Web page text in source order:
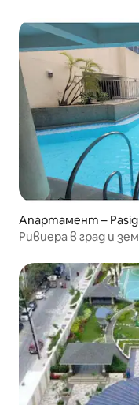
Апартамент – Pasig
Ривиера в град и